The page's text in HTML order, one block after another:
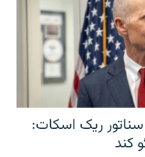
ریک اسکات:
کند